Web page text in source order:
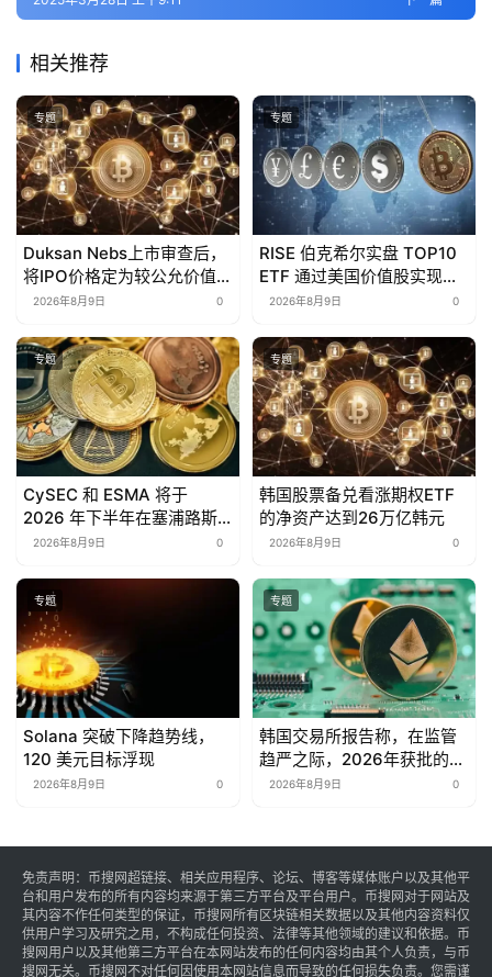
相关推荐
专题
Duksan Nebs上市审查后，
将IPO价格定为较公允价值低
39%
2026年8月9日 0
专题
RISE 伯克希尔实盘 TOP10
ETF 通过美国价值股实现年
初至今 7.51% 的回报率
2026年8月9日 0
专题
CySEC 和 ESMA 将于
2026 年下半年在塞浦路斯
启动加密货币托管审计
2026年8月9日 0
专题
韩国股票备兑看涨期权ETF
的净资产达到26万亿韩元
2026年8月9日 0
专题
Solana 突破下降趋势线，
120 美元目标浮现
2026年8月9日 0
专题
韩国交易所报告称，在监管
趋严之际，2026年获批的
SPAC数量为零
2026年8月9日 0
免责声明：币搜网超链接、相关应用程序、论坛、博客等媒体账户以及其他平
台和用户发布的所有内容均来源于第三方平台及平台用户。币搜网对于网站及
其内容不作任何类型的保证，币搜网所有区块链相关数据以及其他内容资料仅
供用户学习及研究之用，不构成任何投资、法律等其他领域的建议和依据。币
搜网用户以及其他第三方平台在本网站发布的任何内容均由其个人负责，与币
搜网无关。币搜网不对任何因使用本网站信息而导致的任何损失负责。您需谨